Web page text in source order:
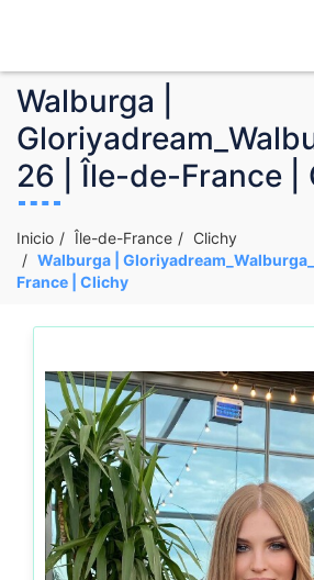
Walburga |
26 | Île-de-France |
Inicio Île-de-France
Clichy
Walburga |
France | Clichy